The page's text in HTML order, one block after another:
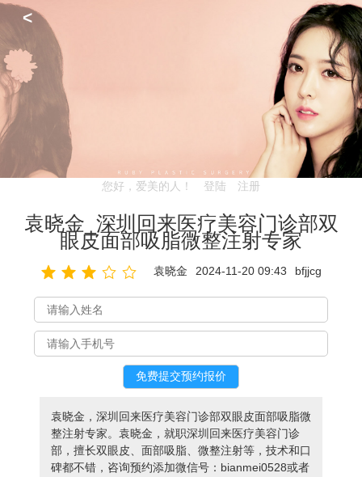
<
您好，爱美的人！ 登陆 注册
袁晓金_深圳回来医疗美容门诊部双
眼皮面部吸脂微整注射专家
袁晓金 2024-11-20 09:43 bfjjcg
袁晓金，深圳回来医疗美容门诊部双眼皮面部吸脂微
整注射专家。袁晓金，就职深圳回来医疗美容门诊
部，擅长双眼皮、面部吸脂、微整注射等，技术和口
碑都不错，咨询预约添加微信号：bianmei0528或者